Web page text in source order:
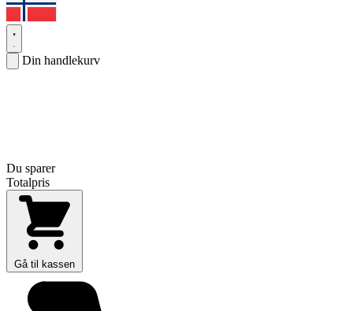
Din handlekurv
Du sparer
Totalpris
Gå til kassen